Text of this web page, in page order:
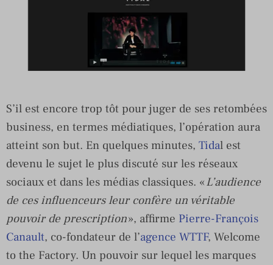
S’il est encore trop tôt pour juger de ses retombées
business, en termes médiatiques, l’opération aura
atteint son but. En quelques minutes, Tidal est
devenu le sujet le plus discuté sur les réseaux
sociaux et dans les médias classiques. «L’audience
de ces influenceurs leur confère un véritable
pouvoir de prescription», affirme Pierre-François
Canault, co-fondateur de l’agence WTTF, Welcome
to the Factory. Un pouvoir sur lequel les marques